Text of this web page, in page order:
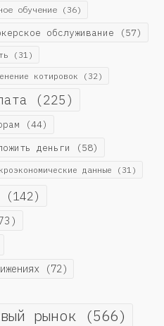
обучение (36)
обслуживание (57)
(31)
котировок (32)
(225)
(44)
деньги (58)
данные (31)
(142)
(72)
рынок (566)